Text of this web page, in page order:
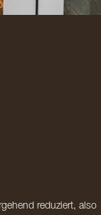
reduziert, also